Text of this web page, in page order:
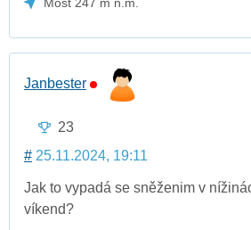
Janbester
23
# 25.11.2024, 19:11
Jak to vypadá se sněženim v
víkend?